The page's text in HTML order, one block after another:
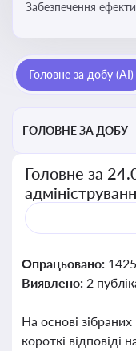
Забезпечення
Головне за добу (AI)
ГОЛОВНЕ ЗА ДОБУ
Головне за
Опрацьовано:
Виявлено: 2
На основі
короткі відповіді